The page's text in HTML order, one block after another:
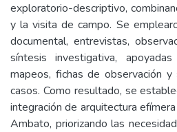
exploratorio-descriptivo,
y la visita de campo. Se
documental, entrevistas,
síntesis investigativa,
mapeos, fichas de observación
casos. Como resultado, se
integración de arquitectura
Ambato, priorizando las